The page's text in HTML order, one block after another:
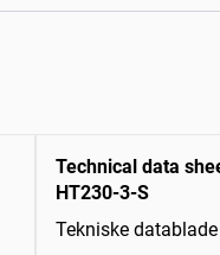
Technical data
HT230-3-S
Tekniske datablade